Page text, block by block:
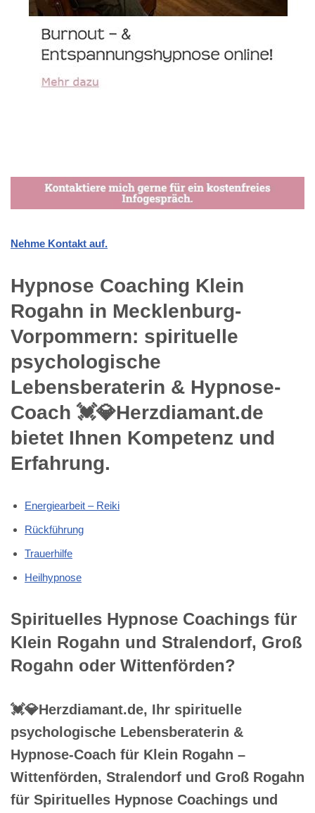
Nehme Kontakt auf.
Hypnose Coaching Klein
Rogahn in Mecklenburg-
Vorpommern: spirituelle
psychologische
Lebensberaterin & Hypnose-
Coach 💓️💎Herzdiamant.de
bietet Ihnen Kompetenz und
Erfahrung.
Energiearbeit – Reiki
Rückführung
Trauerhilfe
Heilhypnose
Spirituelles Hypnose Coachings für
Klein Rogahn und Stralendorf, Groß
Rogahn oder Wittenförden?
💓️💎Herzdiamant.de, Ihr spirituelle
psychologische Lebensberaterin &
Hypnose-Coach für Klein Rogahn –
Wittenförden, Stralendorf und Groß Rogahn
für Spirituelles Hypnose Coachings und